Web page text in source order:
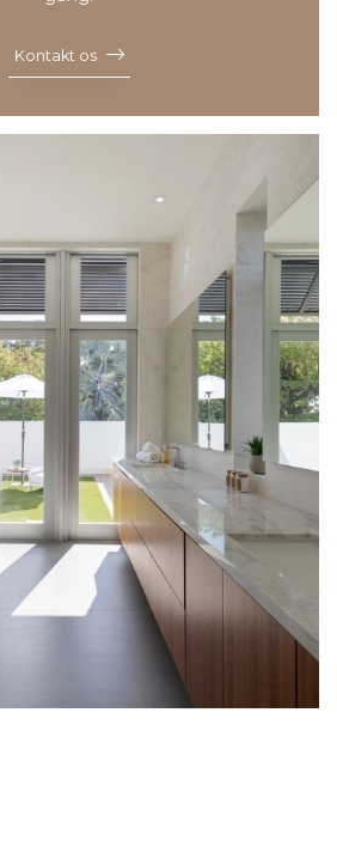
Kontakt os